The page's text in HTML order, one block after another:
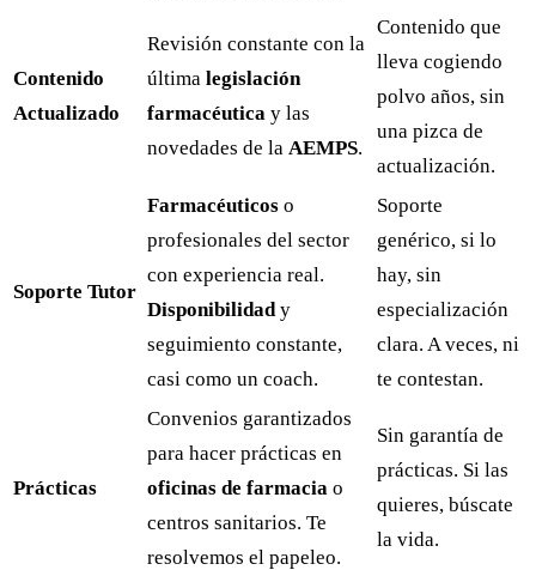
Contenido
Actualizado
Revisión constante con la
última legislación
farmacéutica y las
novedades de la AEMPS.
Contenido que
lleva cogiendo
polvo años, sin
una pizca de
actualización.
Soporte Tutor
Farmacéuticos o
profesionales del sector
con experiencia real.
Disponibilidady
seguimiento constante,
casi como un coach.
Soporte
genérico, si lo
hay, sin
especialización
clara. A veces, ni
te contestan.
Prácticas
Convenios garantizados
para hacer prácticas en
oficinas de farmacia o
centros sanitarios. Te
resolvemos el papeleo.
Sin garantía de
prácticas. Si las
quieres, búscate
la vida.